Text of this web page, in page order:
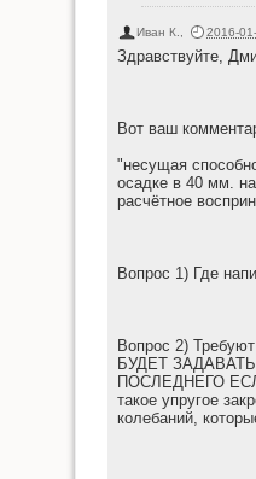
Иван К. 2016-
Здравствуйте,
Вот ваш
"несущая
осадке в 40 мм.
расчётное
Вопрос 1) Где
Вопрос 2)
БУДЕТ
ПОСЛЕДНЕГО
такое упругое
колебаний,